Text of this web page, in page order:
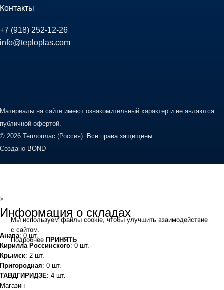
Контакты
+7 (918) 252-12-26
info@teploplas.com
Материалы на сайте имеют ознакомительный характер и не являются
публичной офертой.
© 2026 Теплоплас (Россия). Все права защищены.
Создано BOND
Мы используем файлы cookie, чтобы улучшить взаимодействие
с сайтом.
Подробнее ПРИНЯТЬ
×
Информация о складах
Анапа: 0 шт.
Кирилла Россинского: 0 шт.
Крымск: 2 шт.
Пригородная: 0 шт.
ТАВДГИРИДЗЕ: 4 шт.
Магазин